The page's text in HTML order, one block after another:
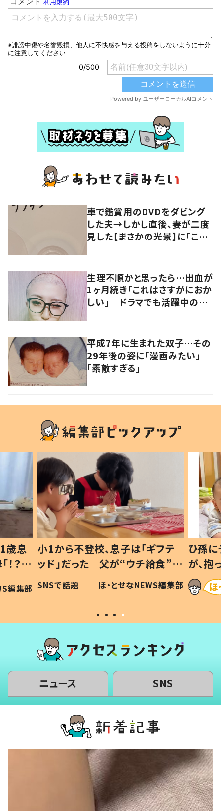
車で鑑賞用のDVDをダビング
した夫→しかし直後、妻が二度
見した【まさかの光景】に「これ
生理不順かと思ったら…出血が
1ヶ月続き「これはさすがにおか
しい」 ドラマでも活躍中の女
平成7年に生まれた双子…その
29年後の姿に「漫画みたい」
「素敵すぎる」
歳息
？」
編集部
小1から不登校、息子は「ギフテ
ッド」だった 父が“ウチ給食”を
作り続ける理由とは #令和の親
#令和の子
SNSで話題 ほ・とせなNEWS編集部
ひ孫
が、
「涙が
い」
ニュース SNS